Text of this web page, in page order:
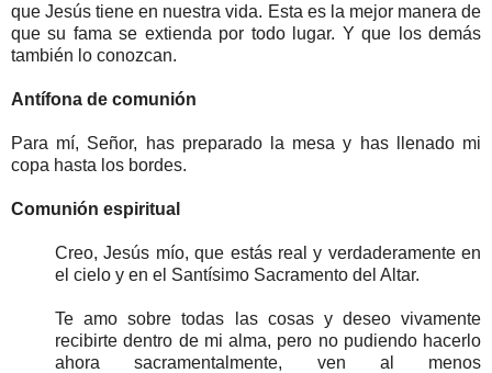
que Jesús tiene en nuestra vida. Esta es la mejor manera de
que su fama se extienda por todo lugar. Y que los demás
también lo conozcan.
Antífona de comunión
Para mí, Señor, has preparado la mesa y has llenado mi
copa hasta los bordes.
Comunión espiritual
Creo, Jesús mío, que estás real y verdaderamente en
el cielo y en el Santísimo Sacramento del Altar.
Te amo sobre todas las cosas y deseo vivamente
recibirte dentro de mi alma, pero no pudiendo hacerlo
ahora sacramentalmente, ven al menos